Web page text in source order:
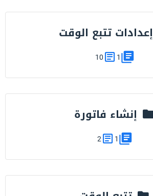
إعدادات تتبع الوقت
1
10
إنشاء فاتورة
1
2